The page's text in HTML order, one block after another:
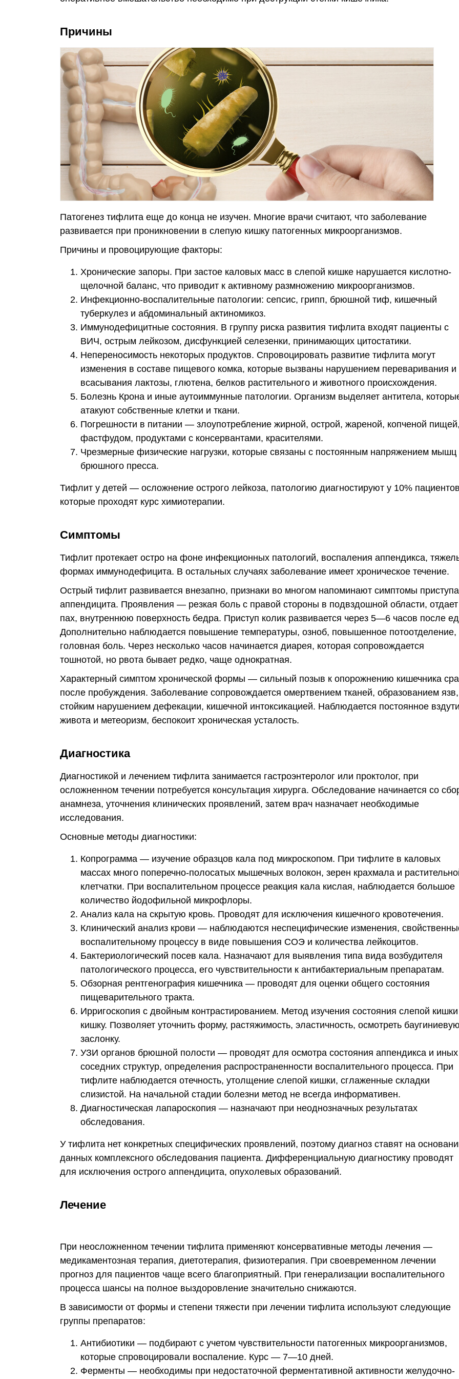
Причины
Патогенез тифлита еще до конца не изучен. Многие врачи считают, что заболевание
развивается при проникновении в слепую кишку патогенных микроорганизмов.
Причины и провоцирующие факторы:
Хронические запоры. При застое каловых масс в слепой кишке нарушается кислотно-
щелочной баланс, что приводит к активному размножению микроорганизмов.
Инфекционно-воспалительные патологии: сепсис, грипп, брюшной тиф, кишечный
туберкулез и абдоминальный актиномикоз.
Иммунодефицитные состояния. В группу риска развития тифлита входят пациенты с
ВИЧ, острым лейкозом, дисфункцией селезенки, принимающих цитостатики.
Непереносимость некоторых продуктов. Спровоцировать развитие тифлита могут
изменения в составе пищевого комка, которые вызваны нарушением переваривания и
всасывания лактозы, глютена, белков растительного и животного происхождения.
Болезнь Крона и иные аутоиммунные патологии. Организм выделяет антитела,
атакуют собственные клетки и ткани.
Погрешности в питании — злоупотребление жирной, острой, жареной, копченой пищей,
фастфудом, продуктами с консервантами, красителями.
Чрезмерные физические нагрузки, которые связаны с постоянным напряжением мышц
брюшного пресса.
Тифлит у детей — осложнение острого лейкоза, патологию диагностируют у 10%
которые проходят курс химиотерапии.
Симптомы
Тифлит протекает остро на фоне инфекционных патологий, воспаления аппендикса,
формах иммунодефицита. В остальных случаях заболевание имеет хроническое течение.
Острый тифлит развивается внезапно, признаки во многом напоминают симптомы приступа
аппендицита. Проявления — резкая боль с правой стороны в подвздошной области,
пах, внутреннюю поверхность бедра. Приступ колик развивается через 5—6 часов после
Дополнительно наблюдается повышение температуры, озноб, повышенное потоотделение,
головная боль. Через несколько часов начинается диарея, которая сопровождается
тошнотой, но рвота бывает редко, чаще однократная.
Характерный симптом хронической формы — сильный позыв к опорожнению кишечника
после пробуждения. Заболевание сопровождается омертвением тканей, образованием язв,
стойким нарушением дефекации, кишечной интоксикацией. Наблюдается постоянное
живота и метеоризм, беспокоит хроническая усталость.
Диагностика
Диагностикой и лечением тифлита занимается гастроэнтеролог или проктолог, при
осложненном течении потребуется консультация хирурга. Обследование начинается со
анамнеза, уточнения клинических проявлений, затем врач назначает необходимые
исследования.
Основные методы диагностики:
Копрограмма — изучение образцов кала под микроскопом. При тифлите в каловых
массах много поперечно-полосатых мышечных волокон, зерен крахмала и
клетчатки. При воспалительном процессе реакция кала кислая, наблюдается большое
количество йодофильной микрофлоры.
Анализ кала на скрытую кровь. Проводят для исключения кишечного кровотечения.
Клинический анализ крови — наблюдаются неспецифические изменения,
воспалительному процессу в виде повышения СОЭ и количества лейкоцитов.
Бактериологический посев кала. Назначают для выявления типа вида возбудителя
патологического процесса, его чувствительности к антибактериальным препаратам.
Обзорная рентгенография кишечника — проводят для оценки общего состояния
пищеварительного тракта.
Ирригоскопия с двойным контрастированием. Метод изучения состояния слепой кишки
кишку. Позволяет уточнить форму, растяжимость, эластичность, осмотреть баугиниевую
заслонку.
УЗИ органов брюшной полости — проводят для осмотра состояния аппендикса и иных
соседних структур, определения распространенности воспалительного процесса. При
тифлите наблюдается отечность, утолщение слепой кишки, сглаженные складки
слизистой. На начальной стадии болезни метод не всегда информативен.
Диагностическая лапароскопия — назначают при неоднозначных результатах
обследования.
У тифлита нет конкретных специфических проявлений, поэтому диагноз ставят на
данных комплексного обследования пациента. Дифференциальную диагностику проводят
для исключения острого аппендицита, опухолевых образований.
Лечение
При неосложненном течении тифлита применяют консервативные методы лечения —
медикаментозная терапия, диетотерапия, физиотерапия. При своевременном лечении
прогноз для пациентов чаще всего благоприятный. При генерализации воспалительного
процесса шансы на полное выздоровление значительно снижаются.
В зависимости от формы и степени тяжести при лечении тифлита используют следующие
группы препаратов:
Антибиотики — подбирают с учетом чувствительности патогенных микроорганизмов,
которые спровоцировали воспаление. Курс — 7—10 дней.
Ферменты — необходимы при недостаточной ферментативной активности желудочно-